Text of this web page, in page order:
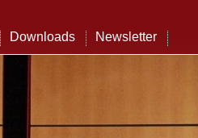
Downloads Newsletter